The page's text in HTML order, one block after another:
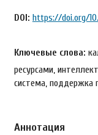
DOI: https://doi.org/
Ключевые слова:
ресурсами,
система, поддержка
Аннотация